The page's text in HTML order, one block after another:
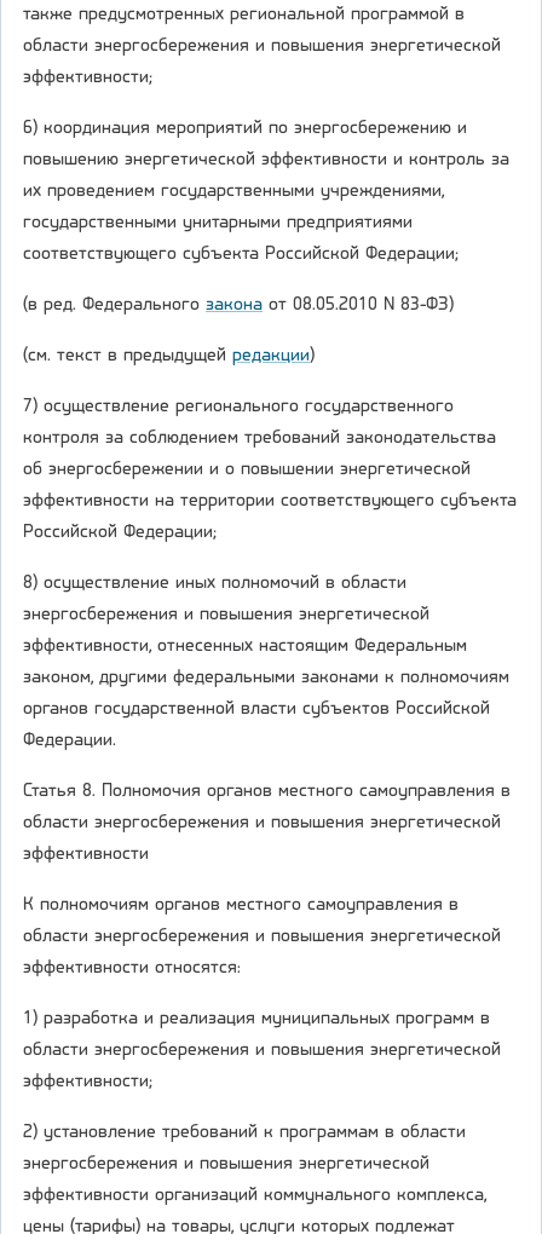
также предусмотренных региональной программой в
области энергосбережения и повышения энергетической
эффективности;
6) координация мероприятий по энергосбережению и
повышению энергетической эффективности и контроль за
их проведением государственными учреждениями,
государственными унитарными предприятиями
соответствующего субъекта Российской Федерации;
(в ред. Федерального закона от 08.05.2010 N 83-ФЗ)
(см. текст в предыдущей редакции)
7) осуществление регионального государственного
контроля за соблюдением требований законодательства
об энергосбережении и о повышении энергетической
эффективности на территории соответствующего субъекта
Российской Федерации;
8) осуществление иных полномочий в области
энергосбережения и повышения энергетической
эффективности, отнесенных настоящим Федеральным
законом, другими федеральными законами к полномочиям
органов государственной власти субъектов Российской
Федерации.
Статья 8. Полномочия органов местного самоуправления в
области энергосбережения и повышения энергетической
эффективности
К полномочиям органов местного самоуправления в
области энергосбережения и повышения энергетической
эффективности относятся:
1) разработка и реализация муниципальных программ в
области энергосбережения и повышения энергетической
эффективности;
2) установление требований к программам в области
энергосбережения и повышения энергетической
эффективности организаций коммунального комплекса,
цены (тарифы) на товары, услуги которых подлежат